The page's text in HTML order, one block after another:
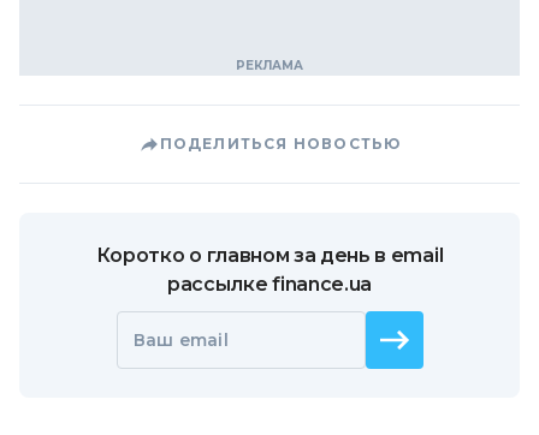
ПОДЕЛИТЬСЯ НОВОСТЬЮ
Коротко о главном за день в email
рассылке finance.ua
Ваш email